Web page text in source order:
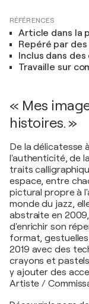
RÉFÉRENCES
Article dans la
Repéré par
Inclus dans
Travaille sur
« Mes
histoires. »
De la délicatesse
l'authenticité, de
traits
espace, entre
pictural propre à
monde du jazz,
abstraite en
d'enrichir son
format,
2019 avec des
crayons et
y ajouter des
Artiste /